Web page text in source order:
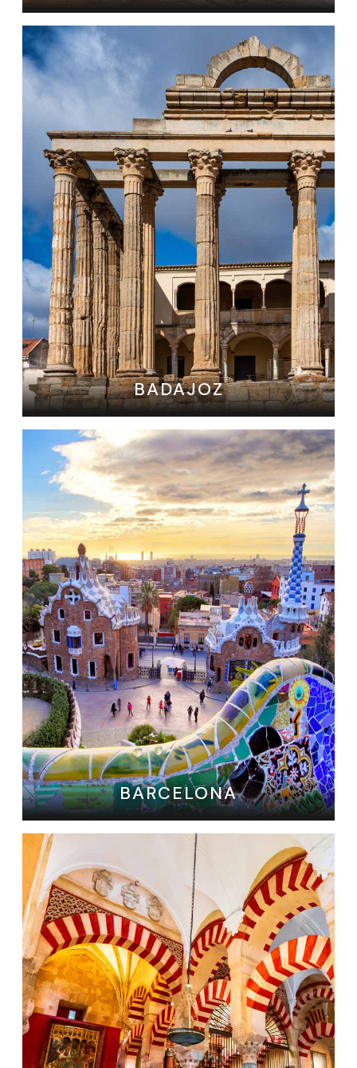
BADAJOZ
BARCELONA